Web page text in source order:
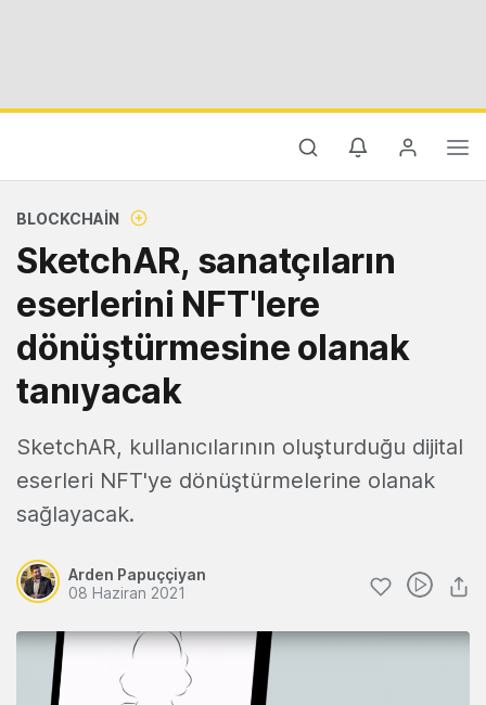
BLOCKCHAIN
SketchAR, sanatçıların
eserlerini NFT'lere
dönüştürmesine olanak
tanıyacak
SketchAR, kullanıcılarının oluşturduğu dijital
eserleri NFT'ye dönüştürmelerine olanak
sağlayacak.
Arden Papuççiyan
08 Haziran 2021